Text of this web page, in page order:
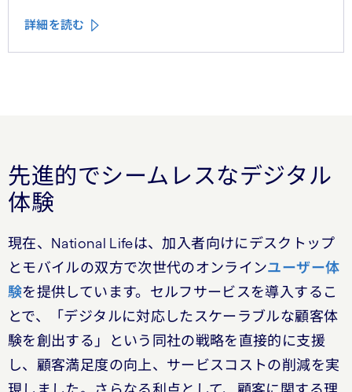
詳細を読む
先進的でシームレスなデジタル
体験
現在、National Lifeは、加入者向けにデスクトップ
とモバイルの双方で次世代のオンラインユーザー体
験を提供しています。セルフサービスを導入するこ
とで、「デジタルに対応したスケーラブルな顧客体
験を創出する」という同社の戦略を直接的に支援
し、顧客満足度の向上、サービスコストの削減を実